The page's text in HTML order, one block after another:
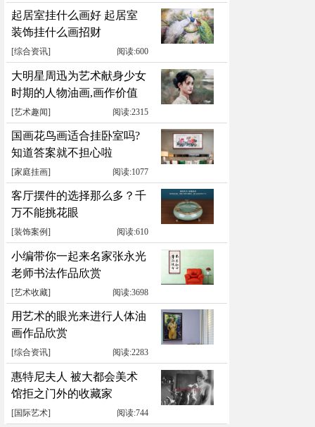
起居室挂什么画好 起居室
装饰挂什么画招财
[综合资讯] 阅读:600
大明星周迅为艺术献身少女
时期的人物油画,画作价值
累计千万元
[艺术趣闻] 阅读:2315
国画花鸟画适合挂卧室吗?
知道答案就不担心啦
[家庭挂画] 阅读:1077
客厅摆件的选择那么多？千
万不能挑花眼
[装饰案例] 阅读:610
小编带你一起来名家张永光
老师书法作品欣赏
[艺术收藏] 阅读:3698
用艺术的眼光来进行人体油
画作品欣赏
[综合资讯] 阅读:2283
惠特尼夫人 被大都会美术
馆拒之门外的收藏家
[国际艺术] 阅读:744